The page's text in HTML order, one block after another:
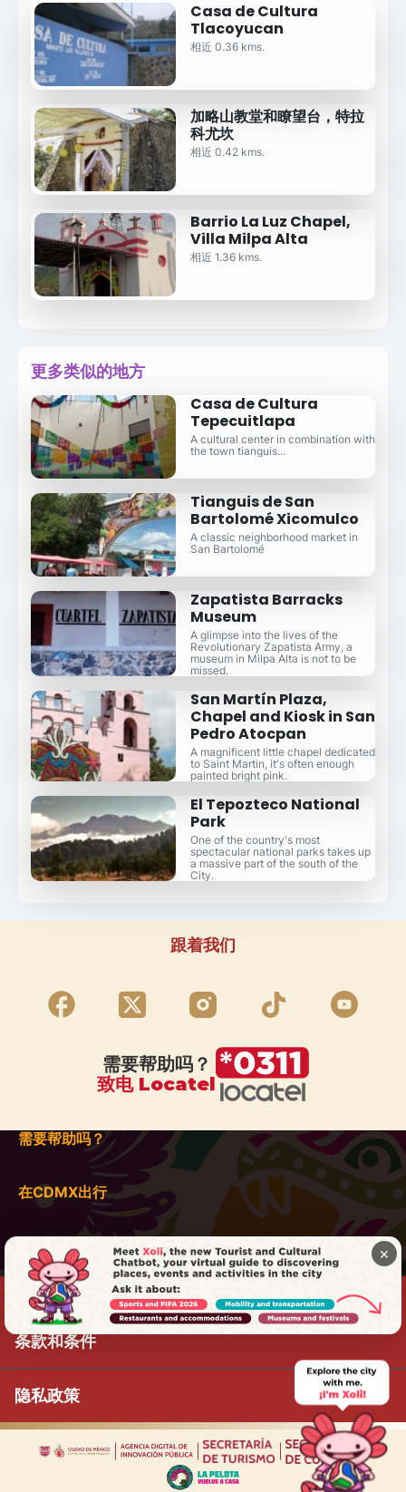
Casa de Cultura
Tlacoyucan
相近 0.36 kms.
加略山教堂和瞭望台，特拉
科尤坎
相近 0.42 kms.
Barrio La Luz Chapel,
Villa Milpa Alta
相近 1.36 kms.
更多类似的地方
Casa de Cultura
Tepecuitlapa
A cultural center in combination with
the town tianguis...
Tianguis de San
Bartolomé Xicomulco
A classic neighborhood market in
San Bartolomé
Zapatista Barracks
Museum
A glimpse into the lives of the
Revolutionary Zapatista Army, a
museum in Milpa Alta is not to be
missed.
San Martín Plaza,
Chapel and Kiosk in San
Pedro Atocpan
A magnificent little chapel dedicated
to Saint Martin, it's often enough
painted bright pink.
El Tepozteco National
Park
One of the country's most
spectacular national parks takes up
a massive part of the south of the
City.
跟着我们
需要帮助吗？
致电 Locatel
需要帮助吗？
在CDMX出行
条款和条件
隐私政策
|
×